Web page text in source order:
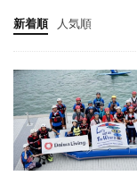
新着順 人気順